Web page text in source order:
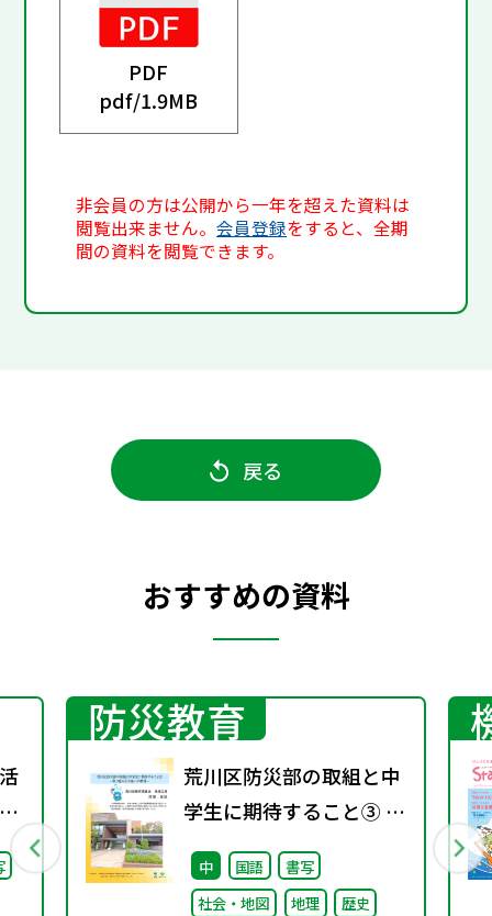
PDF
pdf/1.9MB
非会員の方は公開から一年を超えた資料は
閲覧出来ません。会員登録をすると、全期
間の資料を閲覧できます。
戻る
おすすめの資料
防災教育
荒川区防災部の取組と中
学生に期待すること③ ～
取り組みと今後への期待
～
中 国語
書写
社会・地図
地理 歴史